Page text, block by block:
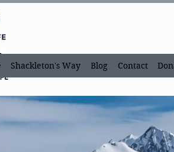
Shackleton's Way Blog Contact